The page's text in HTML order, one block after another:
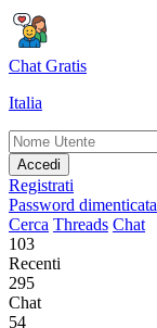
Chat Gratis
Italia
Accedi
Registrati
Password
Cerca Threads Chat
103
Recenti
295
Chat
54